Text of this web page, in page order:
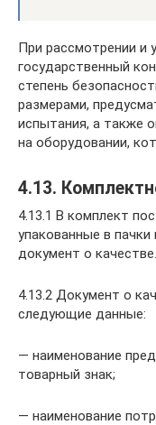
При рассмотрении и
государственный
степень
размерами,
испытания, а также
на оборудовании,
4.13.
4.13.1 В комплект
упакованные в
документ о качестве.
4.13.2 Документ о
следующие данные:
— наименование
товарный знак;
— наименование